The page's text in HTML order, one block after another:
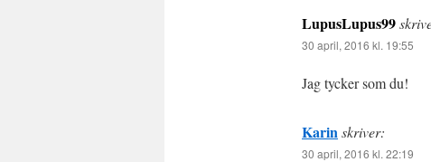
LupusLupus99
30 april, 2016 kl. 19:55
Jag tycker som du!
Karinskriver:
30 april, 2016 kl. 22:19